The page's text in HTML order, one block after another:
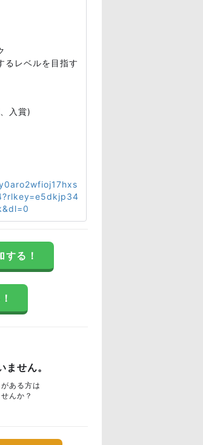
るレベルを目指す
入賞)
する！
せん。
ある方は
んか？